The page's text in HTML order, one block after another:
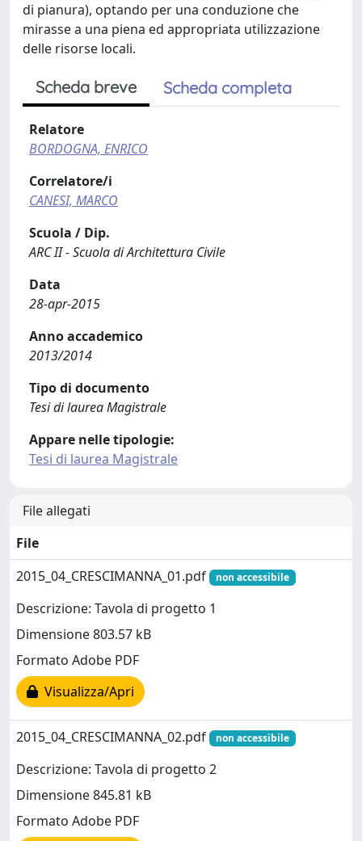
di pianura), optando per una conduzione che
mirasse a una piena ed appropriata utilizzazione
delle risorse locali.
Scheda breve Scheda completa
Relatore
BORDOGNA, ENRICO
Correlatore/i
CANESI, MARCO
Scuola / Dip.
ARC II - Scuola di Architettura Civile
Data
28-apr-2015
Anno accademico
2013/2014
Tipo di documento
Tesi di laurea Magistrale
Appare nelle tipologie:
Tesi di laurea Magistrale
File allegati
File
2015_04_CRESCIMANNA_01.pdf
non accessibile
Descrizione: Tavola di progetto 1
Dimensione 803.57 kB
Formato Adobe PDF
Visualizza/Apri
2015_04_CRESCIMANNA_02.pdf non accessibile
Descrizione: Tavola di progetto 2
Dimensione 845.81 kB
Formato Adobe PDF